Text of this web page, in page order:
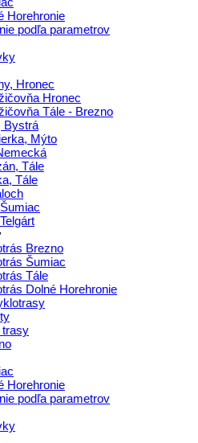
Horehronie
podľa parametrov
Hronec
Hronec
Tále - Brezno
Bystrá
Mýto
Tále
Tále
Brezno
Šumiac
Tále
Dolné Horehronie
Horehronie
podľa parametrov